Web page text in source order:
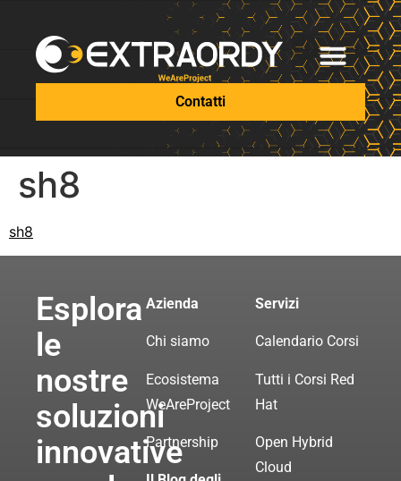
Contatti
sh8
sh8
Esplora
le
nostre
soluzioni
innovative
Azienda
Chi siamo
Ecosistema
WeAreProject
Partnership
Servizi
Calendario Corsi
Tutti i Corsi Red
Hat
Open Hybrid
Cloud